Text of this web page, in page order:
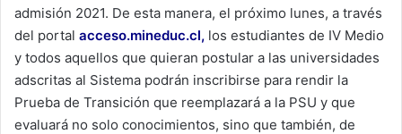
admisión 2021. De esta manera, el próximo lunes, a través
del portal acceso.mineduc.cl, los estudiantes de IV Medio
y todos aquellos que quieran postular a las universidades
adscritas al Sistema podrán inscribirse para rendir la
Prueba de Transición que reemplazará a la PSU y que
evaluará no solo conocimientos, sino que también, de